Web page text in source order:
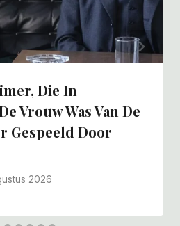
Die In
Vrouw Was Van De
Gespeeld Door
2026